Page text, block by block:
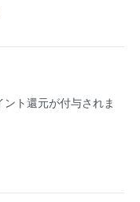
ト還元が付与されま